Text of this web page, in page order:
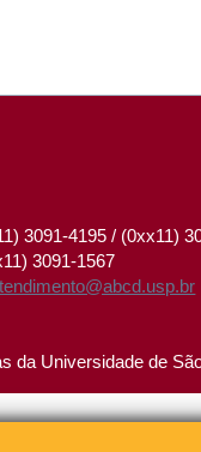
3091-4195 / (0xx11)
3091-1567
da Universidade de